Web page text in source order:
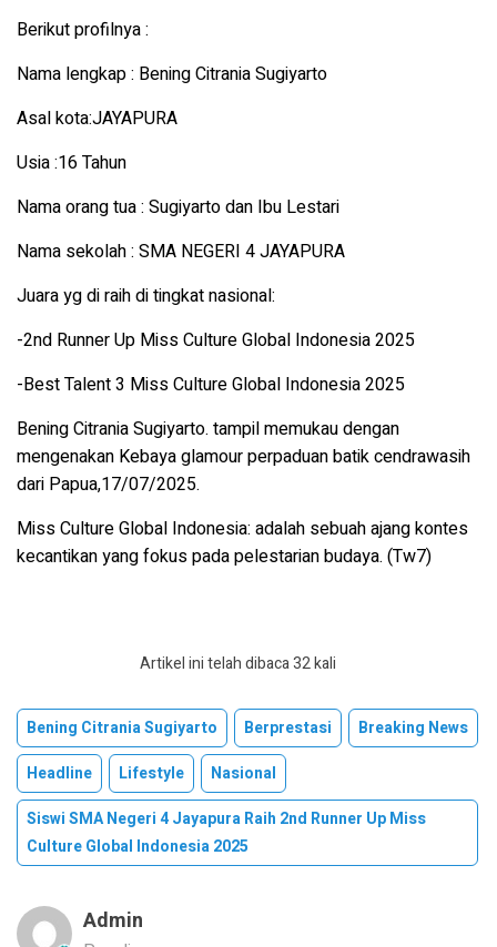
Berikut profilnya :
Nama lengkap : Bening Citrania Sugiyarto
Asal kota:JAYAPURA
Usia :16 Tahun
Nama orang tua : Sugiyarto dan Ibu Lestari
Nama sekolah : SMA NEGERI 4 JAYAPURA
Juara yg di raih di tingkat nasional:
-2nd Runner Up Miss Culture Global Indonesia 2025
-Best Talent 3 Miss Culture Global Indonesia 2025
Bening Citrania Sugiyarto. tampil memukau dengan
mengenakan Kebaya glamour perpaduan batik cendrawasih
dari Papua,17/07/2025.
Miss Culture Global Indonesia: adalah sebuah ajang kontes
kecantikan yang fokus pada pelestarian budaya. (Tw7)
Artikel ini telah dibaca 32 kali
Bening Citrania Sugiyarto Berprestasi
Breaking News
Headline
Lifestyle
Nasional
Siswi SMA Negeri 4 Jayapura Raih 2nd Runner Up Miss
Culture Global Indonesia 2025
Admin